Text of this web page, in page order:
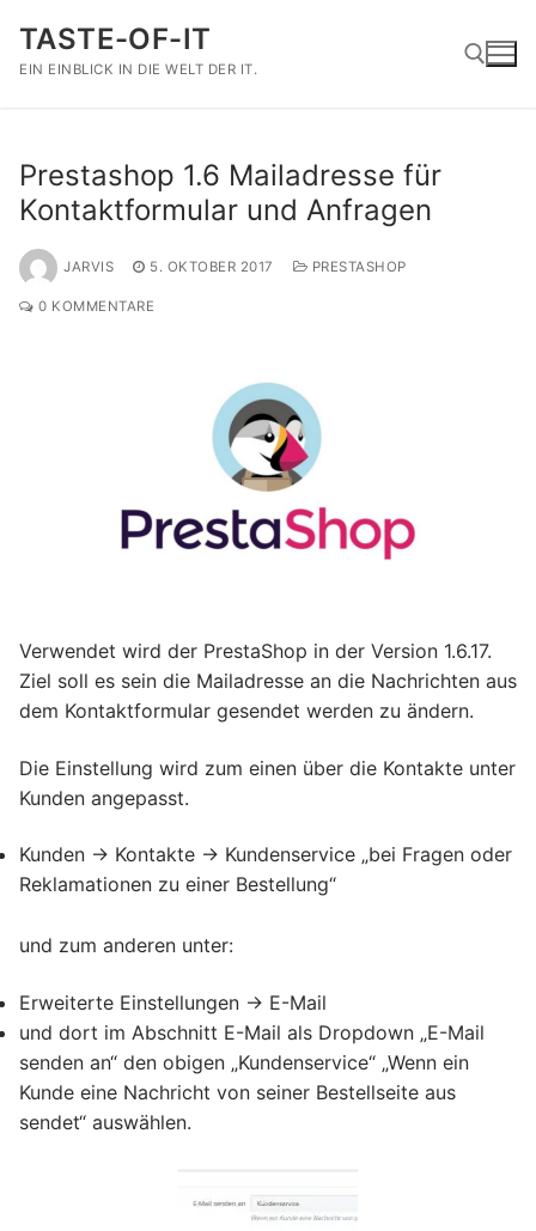
Inhalt
springen
TASTE-OF-IT
EIN EINBLICK IN DIE WELT DER IT.
Prestashop 1.6 Mailadresse für
Kontaktformular und Anfragen
JARVIS 5. OKTOBER 2017 PRESTASHOP
0 KOMMENTARE
Verwendet wird der PrestaShop in der Version 1.6.17.
Ziel soll es sein die Mailadresse an die Nachrichten aus
dem Kontaktformular gesendet werden zu ändern.
Die Einstellung wird zum einen über die Kontakte unter
Kunden angepasst.
Kunden -> Kontakte -> Kundenservice „bei Fragen oder
Reklamationen zu einer Bestellung“
und zum anderen unter:
Erweiterte Einstellungen -> E-Mail
und dort im Abschnitt E-Mail als Dropdown „E-Mail
senden an“ den obigen „Kundenservice“ „Wenn ein
Kunde eine Nachricht von seiner Bestellseite aus
sendet“ auswählen.